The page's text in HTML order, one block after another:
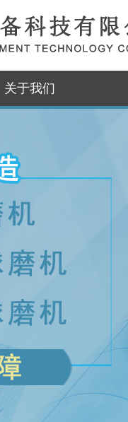
关于我们